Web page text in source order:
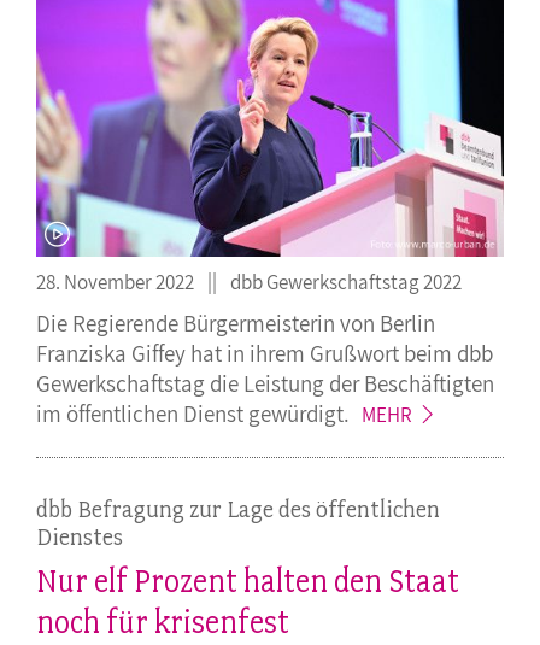
28. November 2022 dbb Gewerkschaftstag 2022
Die Regierende Bürgermeisterin von Berlin
Franziska Giffey hat in ihrem Grußwort beim dbb
Gewerkschaftstag die Leistung der Beschäftigten
im öffentlichen Dienst gewürdigt. MEHR
dbb Befragung zur Lage des öffentlichen
Dienstes
Nur elf Prozent halten den Staat
noch für krisenfest